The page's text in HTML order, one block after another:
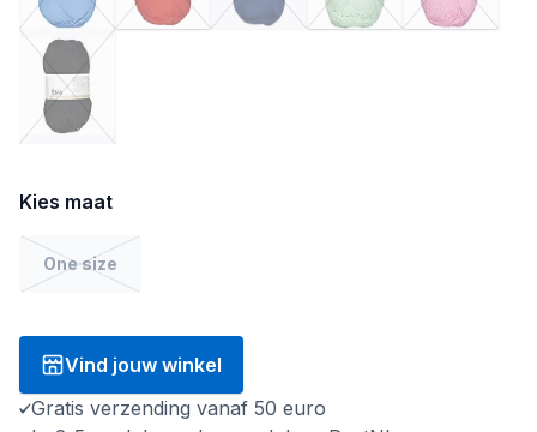
Kies maat
One size
Vind jouw winkel
Gratis verzending vanaf 50 euro